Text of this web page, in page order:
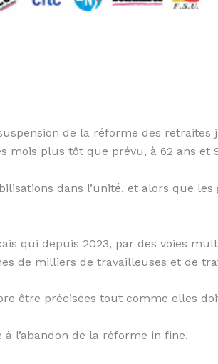
de la réforme des retraites
plus tôt que prévu, à 62 ans et
dans l’unité, et alors que
qui depuis 2023, par des voies
de milliers de travailleuses et de
être précisées tout comme elles
l’abandon de la réforme in fine.